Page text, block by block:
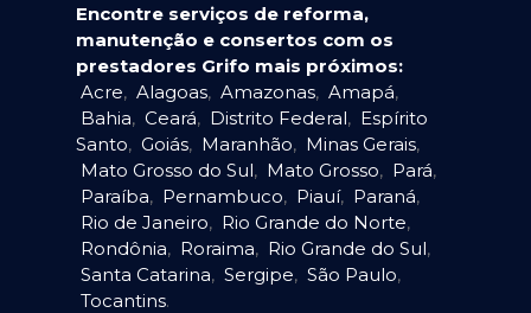
Encontre serviços de reforma,
manutenção e consertos com os
prestadores Grifo mais próximos:
Acre, Alagoas, Amazonas, Amapá,
Bahia, Ceará, Distrito Federal, Espírito
Santo, Goiás, Maranhão, Minas Gerais,
Mato Grosso do Sul, Mato Grosso, Pará,
Paraíba, Pernambuco, Piauí, Paraná,
Rio de Janeiro, Rio Grande do Norte,
Rondônia, Roraima, Rio Grande do Sul,
Santa Catarina, Sergipe, São Paulo,
Tocantins.